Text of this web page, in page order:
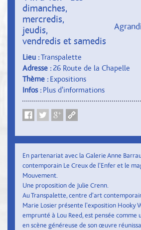
dimanches,
mercredis,
jeudis,
vendredis et samedis
Lieu :Transpalette
Adresse :26 Route de la Chapelle
Thème :Expositions
Infos : Plus d'informations
En partenariat avec la Galerie Anne
contemporain Le Creux de l'Enfer et le
Mouvement.
Une proposition de Julie Crenn.
Au Transpalette, centre d'art
Marie Losier présente l'exposition Hooky
emprunté à Lou Reed, est pensée comme
en scène généreuse de son œuvre